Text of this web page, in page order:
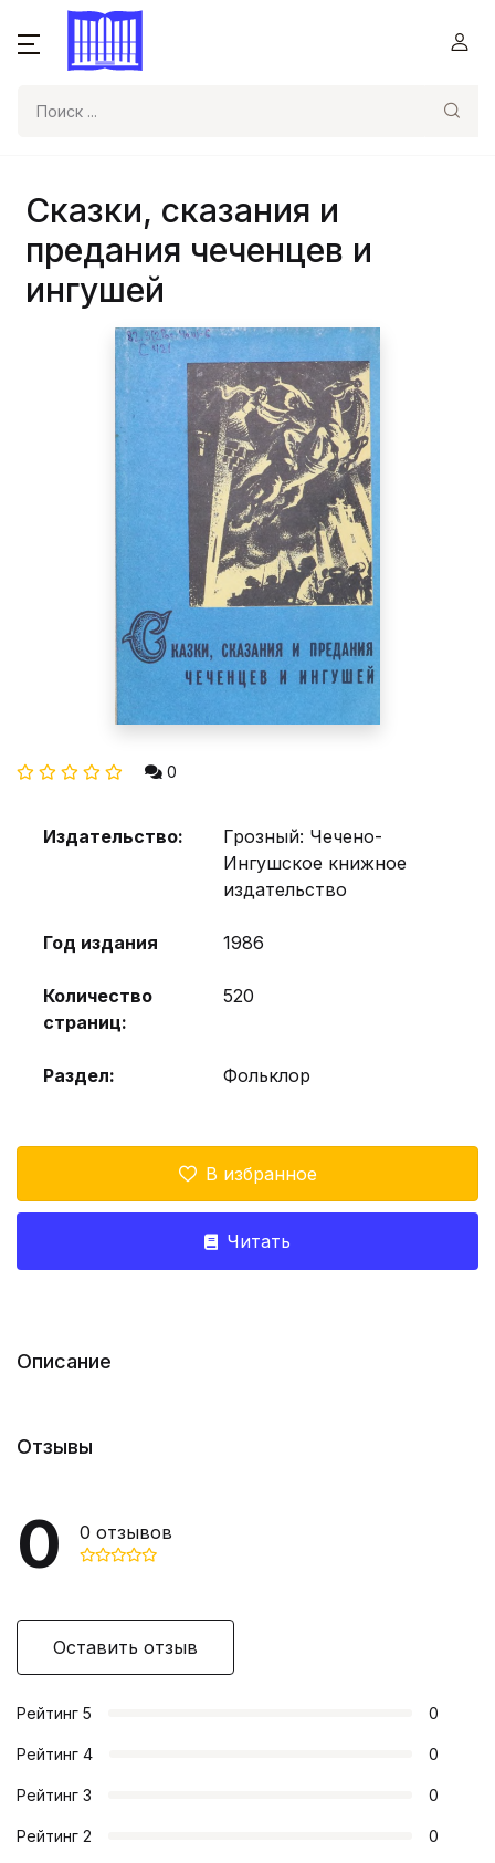
Сказки, сказания и
предания чеченцев и
ингушей
0
Издательство:
Грозный: Чечено-
Ингушское книжное
издательство
Год издания 1986
Количество
страниц:
520
Раздел: Фольклор
В избранное
Читать
Описание
Отзывы
0 0 отзывов
Оставить отзыв
Рейтинг 5 0
Рейтинг 4 0
Рейтинг 3 0
Рейтинг 2 0